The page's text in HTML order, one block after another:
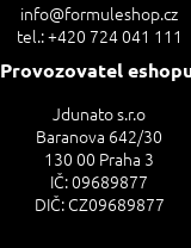
info@formuleshop.cz
tel.: +420 724 041 111
Provozovatel
Jdunato s.r.o
Baranova 642/30
130 00 Praha 3
IČ: 09689877
DIČ: CZ09689877